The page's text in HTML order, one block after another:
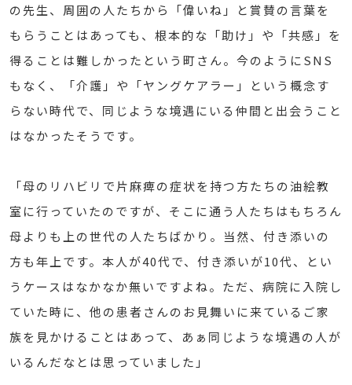
の先生、周囲の人たちから「偉いね」と賞賛の言葉を
もらうことはあっても、根本的な「助け」や「共感」を
得ることは難しかったという町さん。今のようにSNS
もなく、「介護」や「ヤングケアラー」という概念す
らない時代で、同じような境遇にいる仲間と出会うこと
はなかったそうです。
「母のリハビリで片麻痺の症状を持つ方たちの油絵教
室に行っていたのですが、そこに通う人たちはもちろん
母よりも上の世代の人たちばかり。当然、付き添いの
方も年上です。本人が40代で、付き添いが10代、とい
うケースはなかなか無いですよね。ただ、病院に入院し
ていた時に、他の患者さんのお見舞いに来ているご家
族を見かけることはあって、あぁ同じような境遇の人が
いるんだなとは思っていました」